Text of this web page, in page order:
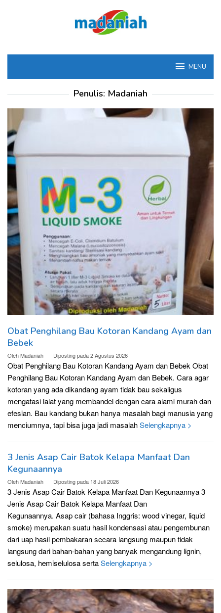
MENU
Penulis: Madaniah
Obat Penghilang Bau Kotoran Kandang Ayam dan
Bebek
OlehMadaniah Diposting pada2 Agustus 2026
Obat Penghilang Bau Kotoran Kandang Ayam dan Bebek Obat
Penghilang Bau Kotoran Kandang Ayam dan Bebek. Cara agar
kotoran yang ada dikandang ayam tidak bau sekaligus
mengatasi lalat yang membandel dengan cara alami murah dan
efesian. Bau kandang bukan hanya masalah bagi manusia yang
menciumnya, tapi bisa juga jadi masalahSelengkapnya >
3 Jenis Asap Cair Batok Kelapa Manfaat Dan
Kegunaannya
OlehMadaniah Diposting pada 18 Juli 2026
3 Jenis Asap Cair Batok Kelapa Manfaat Dan Kegunaannya 3
Jenis Asap Cair Batok Kelapa Manfaat Dan
Kegunaannya. Asap cair (bahasa Inggris: wood vinegar, liquid
smoke) merupakan suatu hasil kondensasi atau pengembunan
dari uap hasil pembakaran secara langsung maupun tidak
langsung dari bahan-bahan yang banyak mengandung lignin,
selulosa, hemiselulosa sertaSelengkapnya >